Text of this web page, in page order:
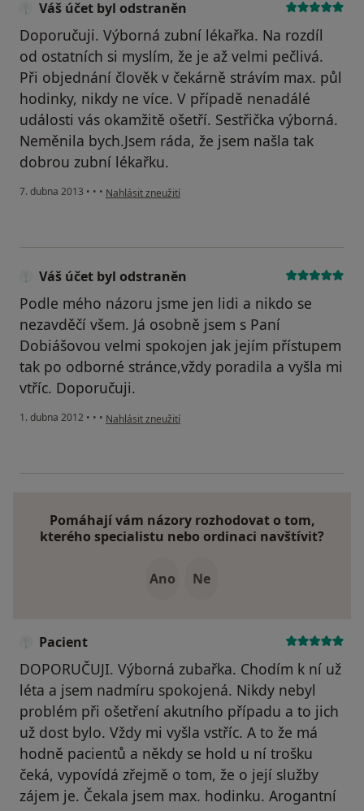
Váš účet byl odstraněn
Doporučuji. Výborná zubní lékařka. Na rozdíl
od ostatních si myslím, že je až velmi pečlivá.
Při objednání člověk v čekárně strávím max. půl
hodinky, nikdy ne více. V případě nenadálé
události vás okamžitě ošetří. Sestřička výborná.
Neměnila bych.Jsem ráda, že jsem našla tak
dobrou zubní lékařku.
7. dubna 2013 • • • podle názoru uživatele Váš účet byl odstraněn
Nahlásit zneužití
Váš účet byl odstraněn
Podle mého názoru jsme jen lidi a nikdo se
nezavděčí všem. Já osobně jsem s Paní
Dobiášovou velmi spokojen jak jejím přístupem
tak po odborné stránce,vždy poradila a vyšla mi
vtříc. Doporučuji.
1. dubna 2012 • • • podle názoru uživatele Váš účet byl odstraněn
Nahlásit zneužití
Pomáhají vám názory rozhodovat o tom,
kterého specialistu nebo ordinaci navštívit?
Ano Ne
Pacient
DOPORUČUJI. Výborná zubařka. Chodím k ní už
léta a jsem nadmíru spokojená. Nikdy nebyl
problém při ošetření akutního případu a to jich
už dost bylo. Vždy mi vyšla vstříc. A to že má
hodně pacientů a někdy se hold u ní trošku
čeká, vypovídá zřejmě o tom, že o její služby
zájem je. Čekala jsem max. hodinku. Arogantní